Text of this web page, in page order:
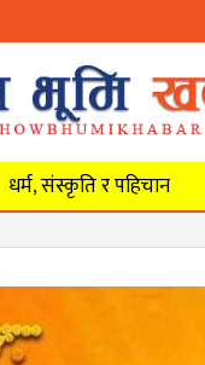
धर्म, संस्कृति र पहिचान